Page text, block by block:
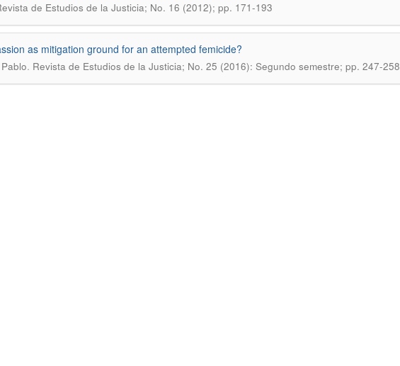
de Estudios de la Justicia; No. 16 (2012); pp. 171-193
as mitigation ground for an attempted femicide?
. Revista de Estudios de la Justicia; No. 25 (2016): Segundo semestre; pp. 247-258